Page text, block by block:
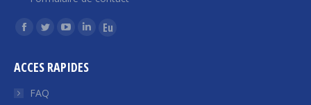
Trouvez nous sur :
La
Facebook
s'ouvre
La
Twitter
s'ouvre
La
YouTube
La
LinkedIn
La
ACCES RAPIDES
FAQ